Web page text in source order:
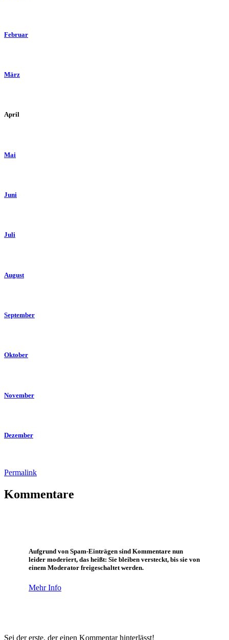
Februar
März
April
Mai
Juni
Juli
August
September
Oktober
November
Dezember
Permalink
Kommentare
Aufgrund von Spam-Einträgen sind Kommentare nun
leider moderiert, das heißt: Sie bleiben versteckt, bis sie von
einem Moderator freigeschaltet werden.
Mehr Info
Sei der erste, der einen Kommentar hinterlässt!